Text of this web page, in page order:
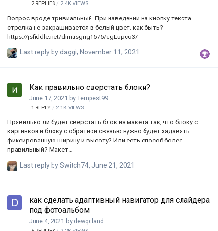
2 REPLIES 2.4K VIEWS
Вопрос вроде тривиальный. При наведении на кнопку текста
стрелка не закрашивается в белый цвет. как быть?
https://jsfiddle.net/dimasgrig1575/dgLupco3/
Last reply bydaggi, November 11, 2021
Как правильно сверстать блоки?
June 17, 2021 by Tempest99
1 REPLY 2.1K VIEWS
Правильно ли будет сверстать блок из макета так, что блоку с
картинкой и блоку с обратной связью нужно будет задавать
фиксированную ширину и высоту? Или есть способ более
правильный? Макет
заказа?node-id=1%3A40
Last reply bySwitch74, June 21, 2021
как сделать адаптивный навигатор для слайдера
под фотоальбом
June 4, 2021 by dewqqland